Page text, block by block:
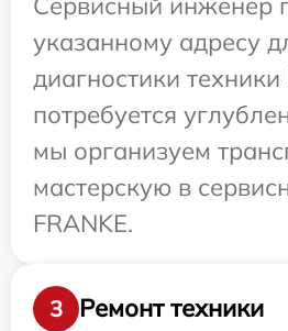
указанному адресу
диагностики техники
потребуется
мы организуем
мастерскую в
FRANKE.
3
Ремонт техники